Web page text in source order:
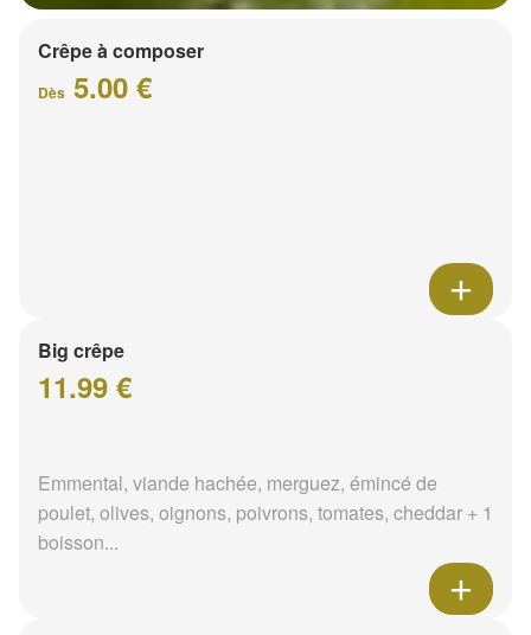
Crêpe à composer
Dès 5.00 €
Big crêpe
11.99 €
Emmental, viande hachée, merguez, émincé de
poulet, olives, oignons, poivrons, tomates, cheddar + 1
boisson...